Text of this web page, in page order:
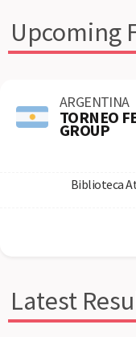
Upcoming
ARGENTINA
TORNEO
GROUP
Biblioteca
Latest